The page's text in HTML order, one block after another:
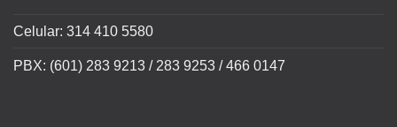
Celular: 314 410 5580
PBX: (601) 283 9213 / 283 9253 / 466 0147